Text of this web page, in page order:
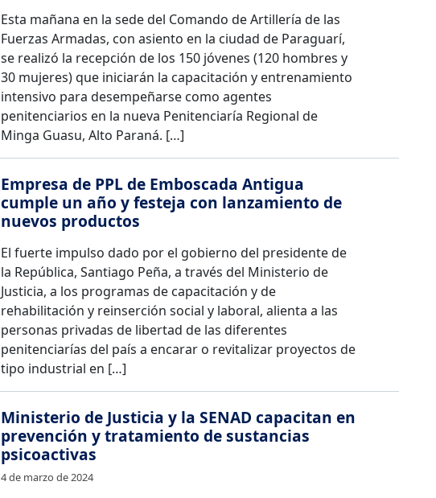
Esta mañana en la sede del Comando de Artillería de las
Fuerzas Armadas, con asiento en la ciudad de Paraguarí,
se realizó la recepción de los 150 jóvenes (120 hombres y
30 mujeres) que iniciarán la capacitación y entrenamiento
intensivo para desempeñarse como agentes
penitenciarios en la nueva Penitenciaría Regional de
Minga Guasu, Alto Paraná. […]
Empresa de PPL de Emboscada Antigua
cumple un año y festeja con lanzamiento de
nuevos productos
El fuerte impulso dado por el gobierno del presidente de
la República, Santiago Peña, a través del Ministerio de
Justicia, a los programas de capacitación y de
rehabilitación y reinserción social y laboral, alienta a las
personas privadas de libertad de las diferentes
penitenciarías del país a encarar o revitalizar proyectos de
tipo industrial en […]
Ministerio de Justicia y la SENAD capacitan en
prevención y tratamiento de sustancias
psicoactivas
4 de marzo de 2024